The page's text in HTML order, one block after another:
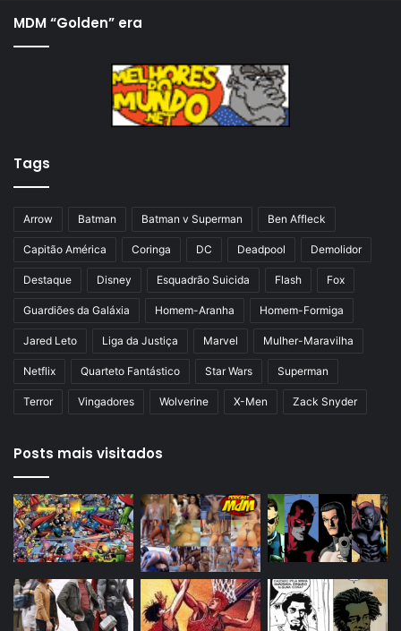
a
a
n
m
a
p
n
MDM “Golden” era
Tags
Arrow Batman Batman v Superman Ben Affleck
Capitão América Coringa DC Deadpool Demolidor
Destaque Disney Esquadrão Suicida Flash Fox
Guardiões da Galáxia Homem-Aranha Homem-Formiga
Jared Leto Liga da Justiça Marvel Mulher-Maravilha
Netflix Quarteto Fantástico Star Wars Superman
Terror Vingadores Wolverine X-Men Zack Snyder
Posts mais visitados